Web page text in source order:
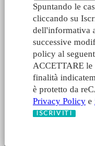
Spuntando le
cliccando su
dell'informativa
successive
policy al
ACCETTARE
finalità
è protetto da
Privacy Policy e